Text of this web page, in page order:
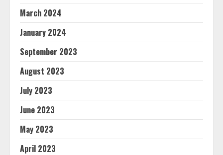
March 2024
January 2024
September 2023
August 2023
July 2023
June 2023
May 2023
April 2023